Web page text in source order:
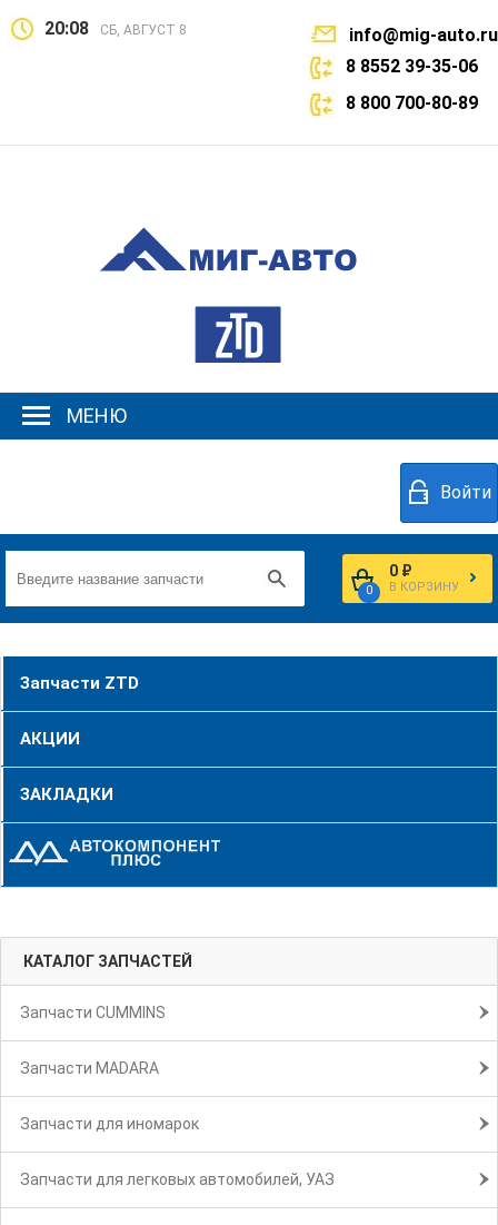
20:08 СБ, АВГУСТ 8
info@mig-auto.ru
8 8552 39-35-06
8 800 700-80-89
МЕНЮ
Войти
0
0 ₽
В КОРЗИНУ
Запчасти ZTD
АКЦИИ
ЗАКЛАДКИ
КАТАЛОГ ЗАПЧАСТЕЙ
Запчасти CUMMINS
Запчасти MADARA
Запчасти для иномарок
Запчасти для легковых автомобилей, УАЗ